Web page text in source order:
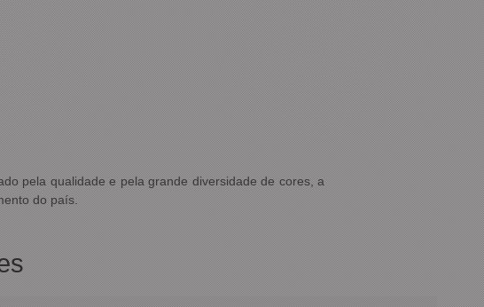
pela qualidade e pela grande diversidade de cores, a
do país.